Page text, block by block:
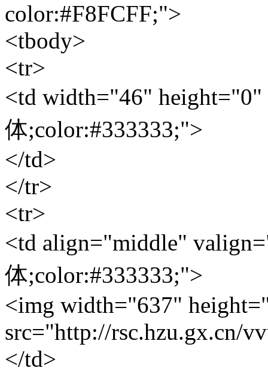
color:#F8FCFF;">
<tbody>
<tr>
<td width="46"
体;color:#333333;">
</td>
</tr>
<tr>
<td align="middle"
体;color:#333333;">
<img width="637"
src="http://rsc.hzu.gx.cn/
</td>